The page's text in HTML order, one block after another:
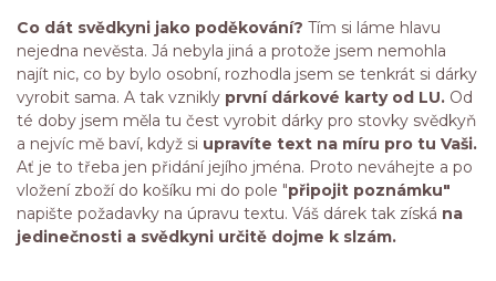
Co dát svědkyni jako poděkování? Tím si láme hlavu
nejedna nevěsta. Já nebyla jiná a protože jsem nemohla
najít nic, co by bylo osobní, rozhodla jsem se tenkrát si dárky
vyrobit sama. A tak vznikly první dárkové karty od LU. Od
té doby jsem měla tu čest vyrobit dárky pro stovky svědkyň
a nejvíc mě baví, když si upravíte text na míru pro tu Vaši.
Ať je to třeba jen přidání jejího jména. Proto neváhejte a po
vložení zboží do košíku mi do pole "připojit poznámku"
napište požadavky na úpravu textu. Váš dárek tak získá na
jedinečnosti a svědkyni určitě dojme k slzám.